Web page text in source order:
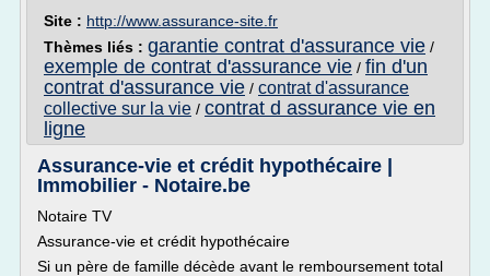
Site : http://www.assurance-site.fr
Thèmes liés : garantie contrat d'assurance vie /
exemple de contrat d'assurance vie / fin d'un
contrat d'assurance vie / contrat d'assurance
collective sur la vie / contrat d assurance vie en
ligne
Assurance-vie et crédit hypothécaire |
Immobilier - Notaire.be
Notaire TV
Assurance-vie et crédit hypothécaire
Si un père de famille décède avant le remboursement total